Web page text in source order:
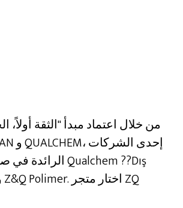
من خلال اعتماد مبدأ "الثقة